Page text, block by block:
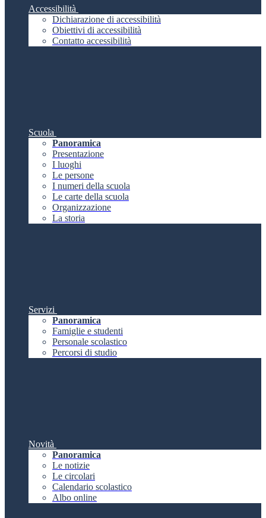
Accessibilità
Dichiarazione di accessibilità
Obiettivi di accessibilità
Contatto accessibilità
Scuola
Panoramica
Presentazione
I luoghi
Le persone
I numeri della scuola
Le carte della scuola
Organizzazione
La storia
Servizi
Panoramica
Famiglie e studenti
Personale scolastico
Percorsi di studio
Novità
Panoramica
Le notizie
Le circolari
Calendario scolastico
Albo online